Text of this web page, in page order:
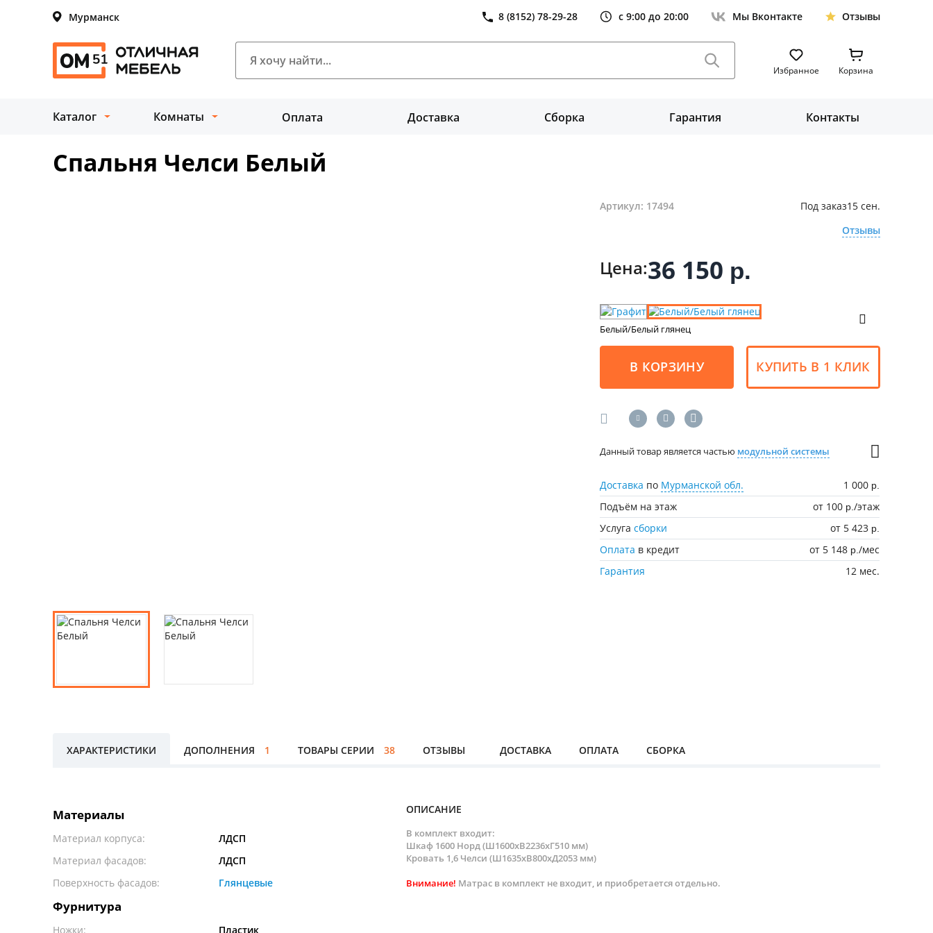
Мурманск 8 (8152) 78-29-28 с 9:00 до 20:00 Мы Вконтакте Отзывы
Избранное Корзина
Каталог Комнаты Оплата Доставка Сборка Гарантия Контакты
Спальня Челси Белый
Артикул: 17494 Под заказ15 сен.
Отзывы
Цена:36 150 р.
Белый/Белый глянец
В КОРЗИНУ КУПИТЬ В 1 КЛИК
Данный товар является частью модульной системы
Доставка по Мурманской обл. 1 000 р.
Подъём на этаж от 100 р./этаж
Услугасборки от 5 423 р.
Оплата в кредит от 5 148 р./мес
Гарантия
12 мес.
ХАРАКТЕРИСТИКИ ДОПОЛНЕНИЯ 1 ТОВАРЫ СЕРИИ 38 ОТЗЫВЫ ДОСТАВКА ОПЛАТА СБОРКА
Материалы
Материал корпуса:
ЛДСП
Материал фасадов:
ЛДСП
Поверхность фасадов:
Глянцевые
Фурнитура
Ножки: Пластик
ОПИСАНИЕ
В комплект входит:
Шкаф 1600 Норд (Ш1600xВ2236xГ510 мм)
Кровать 1,6 Челси (Ш1635xВ800xД2053 мм)
Внимание! Матрас в комплект не входит, и приобретается отдельно.